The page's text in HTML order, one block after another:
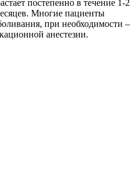
постепенно в течение 1-2
Многие пациенты
при необходимости –
анестезии.